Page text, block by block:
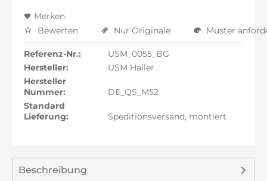
Merken
Bewerten
Nur Originale Muster
Referenz-Nr.:
USM_0055_BG
Hersteller:
USM Haller
Hersteller
Nummer:
DE_QS_M52
Standard
Lieferung:
Speditionsversand, montiert
Beschreibung